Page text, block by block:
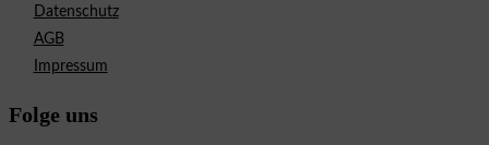
Datenschutz
AGB
Impressum
Folge uns